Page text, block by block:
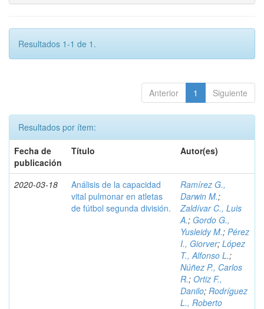
Resultados 1-1 de 1.
Anterior 1 Siguiente
Resultados por ítem:
Fecha de
publicación
Título Autor(es)
2020-03-18
Análisis de la capacidad
vital pulmonar en atletas
de fútbol segunda división.
Ramírez G.,
Darwin M.;
Zaldívar C., Luis
A.; Gordo G.,
Yusleidy M.; Pérez
I., Giorver; López
T., Alfonso L.;
Núñez P., Carlos
R.; Ortiz F.,
Danilo; Rodríguez
L., Roberto